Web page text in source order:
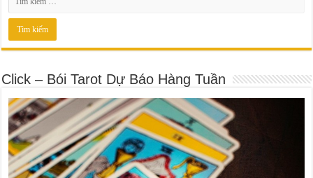
Click – Bói Tarot Dự Báo Hàng Tuần